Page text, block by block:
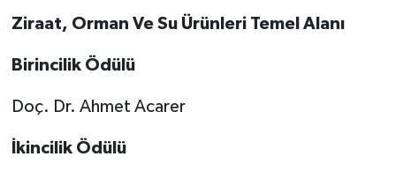
Ziraat, Orman Ve Su Ürünleri Temel Alanı
Birincilik Ödülü
Doç. Dr. Ahmet Acarer
İkincilik Ödülü